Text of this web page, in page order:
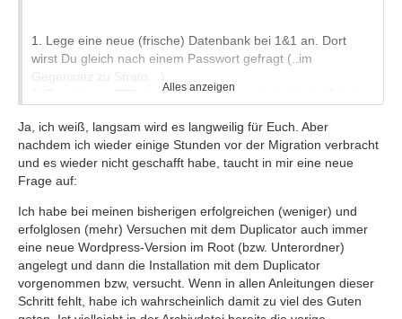
1. Lege eine neue (frische) Datenbank bei 1&1 an. Dort
wirst Du gleich nach einem Passwort gefragt (..im
2. Erstelle per FTP ein neues Unterverzeichnis bei 1&1, das
3. Leite Deine Domain bei 1&1 auf dieses Unterverzeichnis.
4. Lade per FTP die beiden files vom Duplicator (also
installer.php sowie zip-Datei) in dieses Unterverzeichnis.
5. gib in die Browser-Zeile: [COLOR=#000000][size=10]"
[/COLOR][COLOR=#000000][size=10][COLOR=#000000]
[size=10]
[/SIZE][/COLOR][/SIZE][/COLOR]
Alles anzeigen
Ja, ich weiß, langsam wird es langweilig für Euch. Aber
nachdem ich wieder einige Stunden vor der Migration verbracht
und es wieder nicht geschafft habe, taucht in mir eine neue
Frage auf:
Ich habe bei meinen bisherigen erfolgreichen (weniger) und
erfolglosen (mehr) Versuchen mit dem Duplicator auch immer
eine neue Wordpress-Version im Root (bzw. Unterordner)
angelegt und dann die Installation mit dem Duplicator
vorgenommen bzw, versucht. Wenn in allen Anleitungen dieser
Schritt fehlt, habe ich wahrscheinlich damit zu viel des Guten